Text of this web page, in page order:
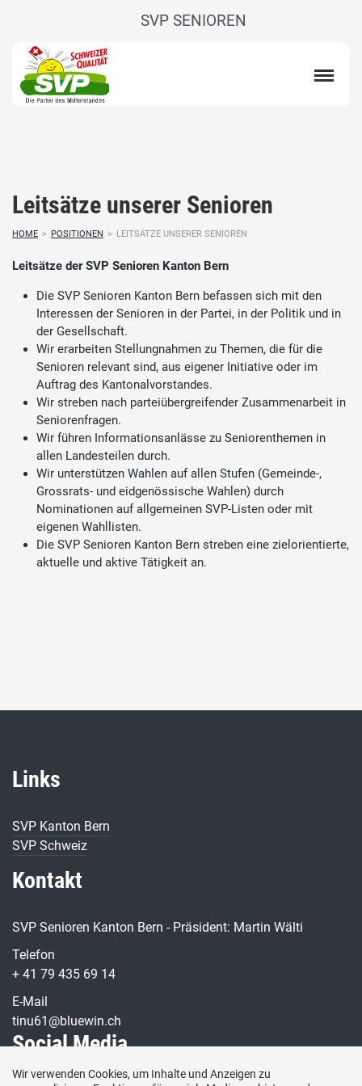
SVP SENIOREN
Leitsätze unserer Senioren
HOME > POSITIONEN > LEITSÄTZE UNSERER SENIOREN
Leitsätze der SVP Senioren Kanton Bern
Die SVP Senioren Kanton Bern befassen sich mit den
Interessen der Senioren in der Partei, in der Politik und in
der Gesellschaft.
Wir erarbeiten Stellungnahmen zu Themen, die für die
Senioren relevant sind, aus eigener Initiative oder im
Auftrag des Kantonalvorstandes.
Wir streben nach parteiübergreifender Zusammenarbeit in
Seniorenfragen.
Wir führen Informationsanlässe zu Seniorenthemen in
allen Landesteilen durch.
Wir unterstützen Wahlen auf allen Stufen (Gemeinde-,
Grossrats- und eidgenössische Wahlen) durch
Nominationen auf allgemeinen SVP-Listen oder mit
eigenen Wahllisten.
Die SVP Senioren Kanton Bern streben eine zielorientierte,
aktuelle und aktive Tätigkeit an.
Links
SVP Kanton Bern
SVP Schweiz
Kontakt
SVP Senioren Kanton Bern - Präsident: Martin Wälti
Telefon
+ 41 79 435 69 14
E-Mail
tinu61@bluewin.ch
Social Media
Wir verwenden Cookies, um Inhalte und Anzeigen zu